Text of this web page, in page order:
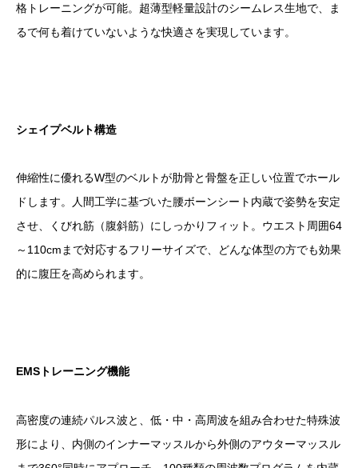
格トレーニングが可能。超薄型軽量設計のシームレス生地で、ま
るで何も着けていないような快適さを実現しています。
シェイプベルト構造
伸縮性に優れるW型のベルトが肋骨と骨盤を正しい位置でホール
ドします。人間工学に基づいた腰ボーンシート内蔵で姿勢を安定
させ、くびれ筋（腹斜筋）にしっかりフィット。ウエスト周囲64
～110cmまで対応するフリーサイズで、どんな体型の方でも効果
的に腹圧を高められます。
EMSトレーニング機能
高密度の連続パルス波と、低・中・高周波を組み合わせた特殊波
形により、内側のインナーマッスルから外側のアウターマッスル